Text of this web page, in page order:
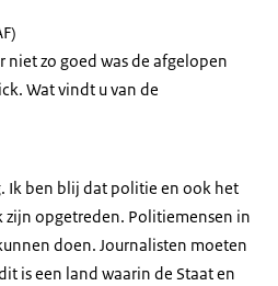
niet zo goed was de afgelopen
Wat vindt u van de
Ik ben blij dat politie en ook het
opgetreden. Politiemensen in
doen. Journalisten moeten
is een land waarin de Staat en